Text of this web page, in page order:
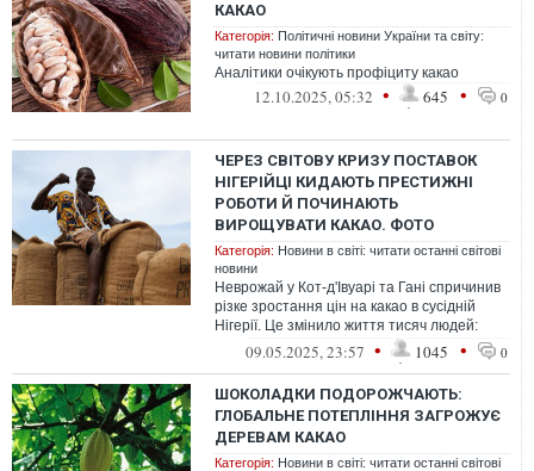
КАКАО
Категорія: Політичні новини України та світу:
читати новини політики
Аналітики очікують профіциту какао
12.10.2025, 05:32 • 645 • 0
ЧЕРЕЗ СВІТОВУ КРИЗУ ПОСТАВОК
НІГЕРІЙЦІ КИДАЮТЬ ПРЕСТИЖНІ
РОБОТИ Й ПОЧИНАЮТЬ
ВИРОЩУВАТИ КАКАО. ФОТО
Категорія: Новини в світі: читати останні світові
новини
Неврожай у Кот-д'Івуарі та Гані спричинив
різке зростання цін на какао в сусідній
Нігерії. Це змінило життя тисяч людей:
офісні працівники, інженери і...
09.05.2025, 23:57 • 1045 • 0
ШОКОЛАДКИ ПОДОРОЖЧАЮТЬ:
ГЛОБАЛЬНЕ ПОТЕПЛІННЯ ЗАГРОЖУЄ
ДЕРЕВАМ КАКАО
Категорія: Новини в світі: читати останні світові